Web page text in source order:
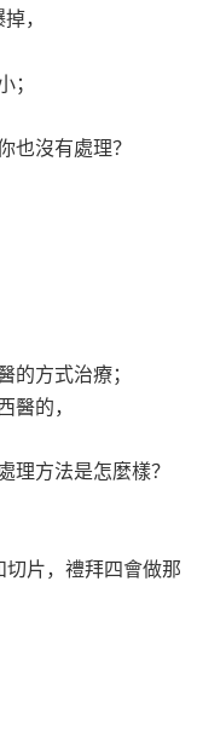
，
也沒有處理？
的方式治療；
醫的，
理方法是怎麼樣？
切片，禮拜四會做那